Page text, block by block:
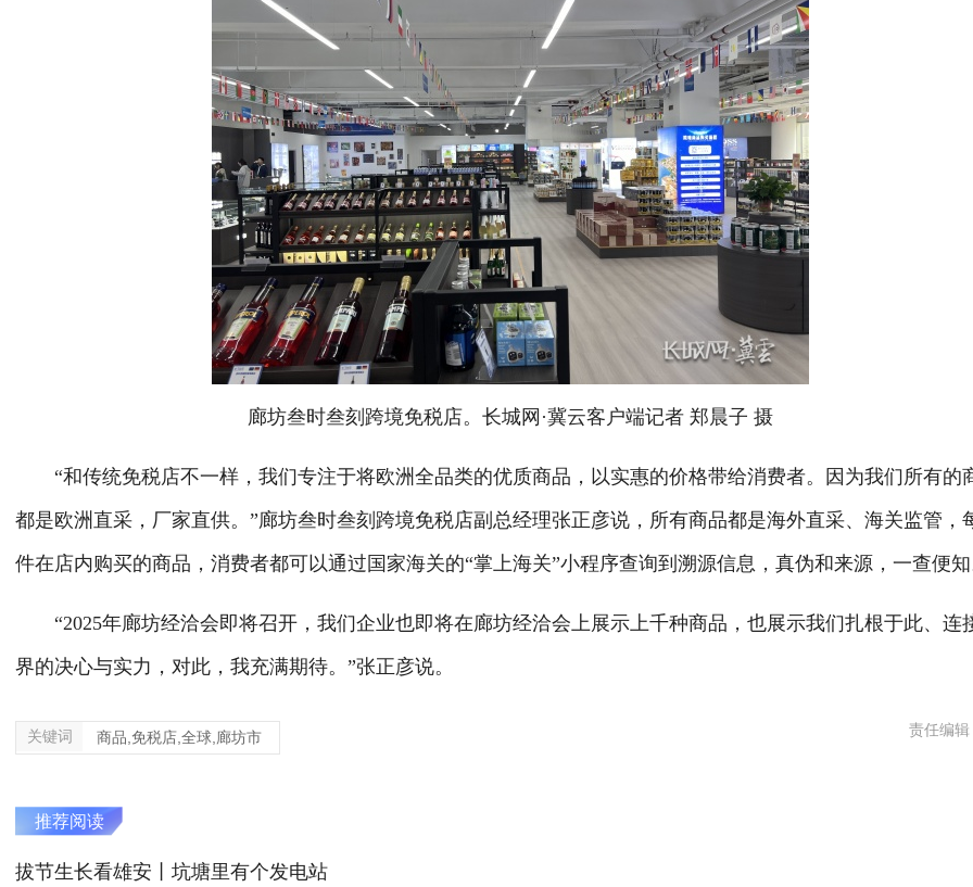
廊坊叁时叁刻跨境免税店。长城网·冀云客户端记者 郑晨子 摄
“和传统免税店不一样，我们专注于将欧洲全品类的优质商品，以实惠的价格带给消费者。因为我们所有的
都是欧洲直采，厂家直供。”廊坊叁时叁刻跨境免税店副总经理张正彦说，所有商品都是海外直采、海关监管，
件在店内购买的商品，消费者都可以通过国家海关的“掌上海关”小程序查询到溯源信息，真伪和来源，一查便
“2025年廊坊经洽会即将召开，我们企业也即将在廊坊经洽会上展示上千种商品，也展示我们扎根于此、连
界的决心与实力，对此，我充满期待。”张正彦说。
关键词 商品,免税店,全球,廊坊市 责任编
推荐阅读
拔节生长看雄安丨坑塘里有个发电站